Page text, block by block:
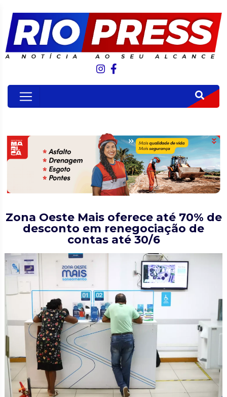
Zona Oeste Mais oferece até 70% de
desconto em renegociação de
contas até 30/6